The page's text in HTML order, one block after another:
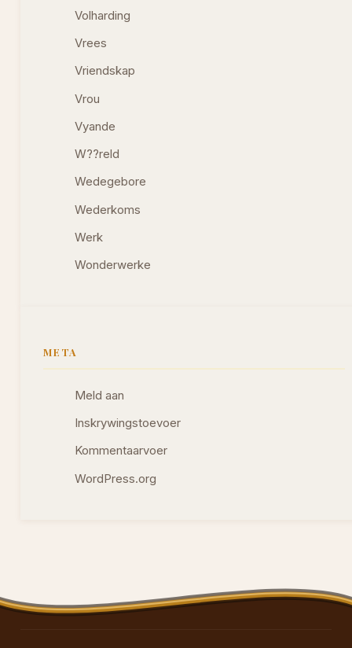
Volharding
Vrees
Vriendskap
Vrou
Vyande
W??reld
Wedegebore
Wederkoms
Werk
Wonderwerke
META
Meld aan
Inskrywingstoevoer
Kommentaarvoer
WordPress.org